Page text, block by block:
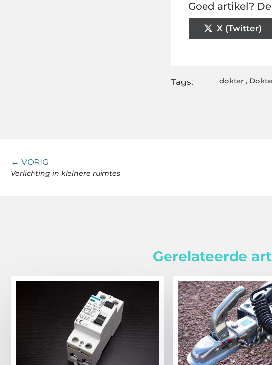
Goed artikel?
X (Twitter)
Tags: dokter,
← VORIG
Verlichting in kleinere ruimtes
Gerelateerde